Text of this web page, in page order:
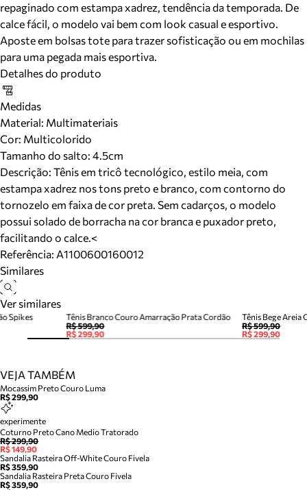
repaginado com estampa xadrez, tendência da temporada. De
calce fácil, o modelo vai bem com look casual e esportivo.
Aposte em bolsas tote para trazer sofisticação ou em mochilas
para uma pegada mais esportiva.
Detalhes do produto
Medidas
Material: Multimateriais
Cor: Multicolorido
Tamanho do salto: 4.5cm
Descrição: Tênis em tricô tecnológico, estilo meia, com
estampa xadrez nos tons preto e branco, com contorno do
tornozelo em faixa de cor preta. Sem cadarços, o modelo
possui solado de borracha na cor branca e puxador preto,
facilitando o calce.<
Referência: A1100600160012
Similares
Ver similares
Tênis Branco Couro Amarração Prata Cordão
R$ 599,90
R$ 299,90
R$ 599,90
R$ 299,90
Spikes
VEJA TAMBÉM
Mocassim Preto Couro Luma
R$ 299,90
experimente
Coturno Preto Cano Medio Tratorado
R$ 299,90
R$ 149,90
Sandalia Rasteira Off-White Couro Fivela
R$ 359,90
Sandalia Rasteira Preta Couro Fivela
R$ 359,90